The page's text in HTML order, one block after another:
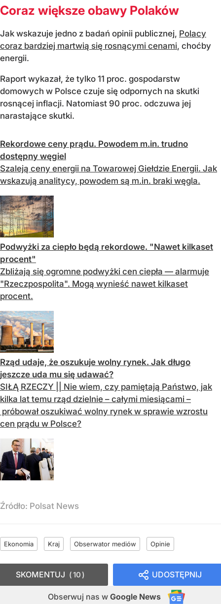
Coraz większe obawy Polaków
Jak wskazuje jedno z badań opinii publicznej, Polacy
coraz bardziej martwią się rosnącymi cenami, choćby
energii.
Raport wykazał, że tylko 11 proc. gospodarstw
domowych w Polsce czuje się odpornych na skutki
rosnącej inflacji. Natomiast 90 proc. odczuwa jej
narastające skutki.
Rekordowe ceny prądu. Powodem m.in. trudno
dostępny węgiel
Szaleją ceny energii na Towarowej Giełdzie Energii. Jak
wskazują analitycy, powodem są m.in. braki węgla.
Podwyżki za ciepło będą rekordowe. "Nawet kilkaset
procent"
Zbliżają się ogromne podwyżki cen ciepła — alarmuje
"Rzeczpospolita". Mogą wynieść nawet kilkaset
procent.
Rząd udaje, że oszukuje wolny rynek. Jak długo
jeszcze uda mu się udawać?
SIŁĄ RZECZY || Nie wiem, czy pamiętają Państwo, jak
kilka lat temu rząd dzielnie – całymi miesiącami –
próbował oszukiwać wolny rynek w sprawie wzrostu
cen prądu w Polsce?
Źródło: Polsat News
Ekonomia Kraj Obserwator mediów Opinie
UDOSTĘPNIJ
Obserwuj nas w Google News
SKOMENTUJ 10